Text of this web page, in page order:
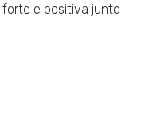
e positiva junto